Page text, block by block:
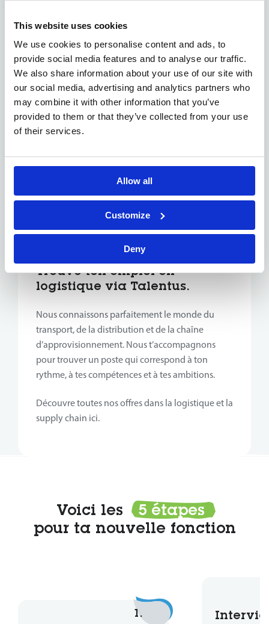
This website uses cookies
We use cookies to personalise content and ads, to
provide social media features and to analyse our traffic.
We also share information about your use of our site with
our social media, advertising and analytics partners who
may combine it with other information that you’ve
provided to them or that they’ve collected from your use
of their services.
Allow all
Customize
Deny
Sécurité de l’emploi :le secteur est
régions.
Évolution :possibilités d’avancer vers la
planification, la chaîne d’approvisionnement
ou des fonctions de leadership.
Impact réel :tu contribues directement à la
satisfaction des clients et à l’efficacité des
opérations.
Tes compétences font la
différence.
Les entreprises apprécient les personnes capables
de garder une vue d’ensemble, de s’adapter
rapidement et de communiquer efficacement. La
structure, la rigueur et la perspicacité sont de
Trouve ton emploi en
logistique via Talentus.
Nous connaissons parfaitement le monde du
transport, de la distribution et de la chaîne
d’approvisionnement. Nous t’accompagnons
pour trouver un poste qui correspond à ton
rythme, à tes compétences et à tes ambitions.
Découvre toutes nos offres dans la logistique et la
supply chain ici.
Voici les
5 étapes
pour ta nouvelle fonction
1.